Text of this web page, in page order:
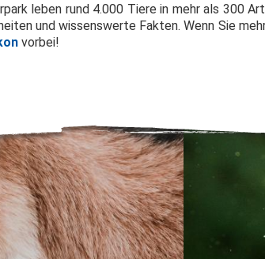
leben rund 4.000 Tiere in mehr als 300
und wissenswerte Fakten. Wenn Sie
vorbei!